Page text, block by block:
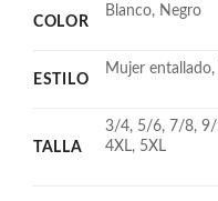
COLOR
Blanco, Negro
ESTILO
Mujer entallado,
TALLA
3/4, 5/6, 7/8, 9/
4XL, 5XL